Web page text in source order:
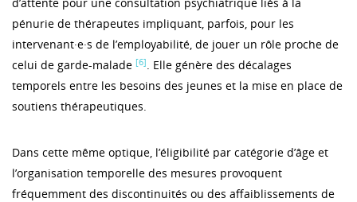
pénurie de thérapeutes impliquant, parfois, pour les
intervenant·e·s de l’employabilité, de jouer un rôle proche de
celui de garde-malade [6]. Elle génère des décalages
temporels entre les besoins des jeunes et la mise en place de
soutiens thérapeutiques.
Dans cette même optique, l’éligibilité par catégorie d’âge et
l’organisation temporelle des mesures provoquent
fréquemment des discontinuités ou des affaiblissements de